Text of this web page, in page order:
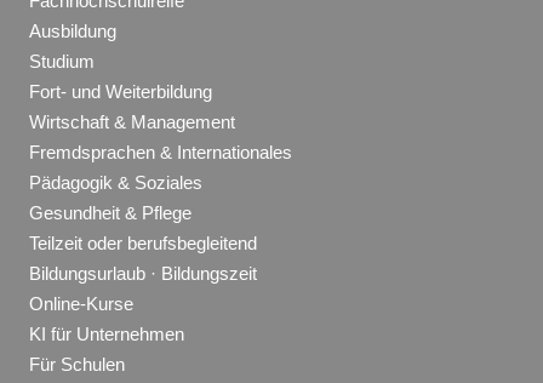
Ausbildung
Studium
Fort- und Weiterbildung
Wirtschaft & Management
Fremdsprachen & Internationales
Pädagogik & Soziales
Gesundheit & Pflege
Teilzeit oder berufsbegleitend
Bildungsurlaub · Bildungszeit
Online-Kurse
KI für Unternehmen
Für Schulen